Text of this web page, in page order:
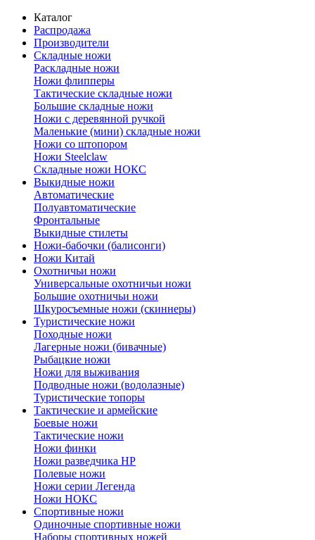
Каталог
Распродажа
Производители
Складные ножи
Раскладные ножи
Ножи флипперы
Тактические складные ножи
Большие складные ножи
Ножи с деревянной ручкой
Маленькие (мини) складные ножи
Ножи со штопором
Ножи Steelclaw
Складные ножи НОКС
Выкидные ножи
Автоматические
Полуавтоматические
Фронтальные
Выкидные стилеты
Ножи-бабочки (балисонги)
Ножи Китай
Охотничьи ножи
Универсальные охотничьи ножи
Большие охотничьи ножи
Шкуросъемные ножи (скиннеры)
Туристические ножи
Походные ножи
Лагерные ножи (бивачные)
Рыбацкие ножи
Ножи для выживания
Подводные ножи (водолазные)
Туристические топоры
Тактические и армейские
Боевые ножи
Тактические ножи
Ножи финки
Ножи разведчика НР
Полевые ножи
Ножи серии Легенда
Ножи НОКС
Спортивные ножи
Одиночные спортивные ножи
Наборы спортивных ножей